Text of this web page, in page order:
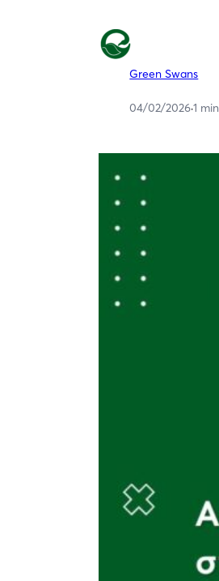
Green Swans
04/02/2026·1 min